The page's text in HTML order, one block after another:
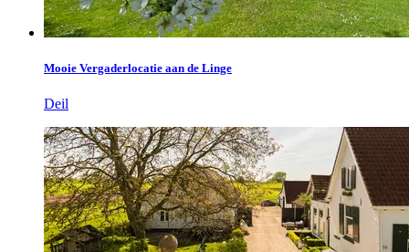
Mooie Vergaderlocatie aan de Linge
Deil